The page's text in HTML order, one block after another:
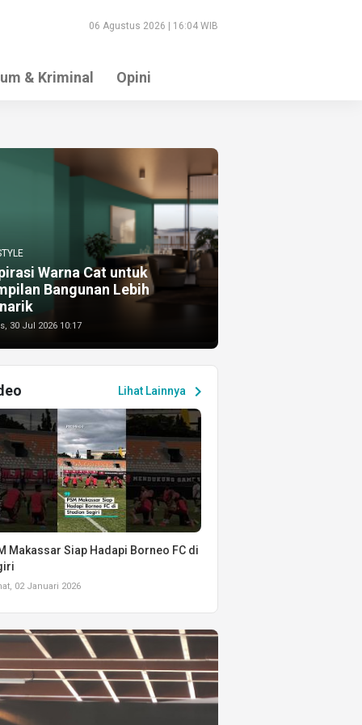
06 Agustus 2026 | 16:04 WIB
& Kriminal Opini
Warna Cat untuk
Bangunan Lebih
30 Jul 2026 10:17
Lihat Lainnya chevron_right
Makassar Siap Hadapi Borneo FC di
02 Januari 2026